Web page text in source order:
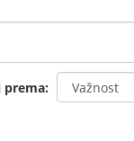
prema